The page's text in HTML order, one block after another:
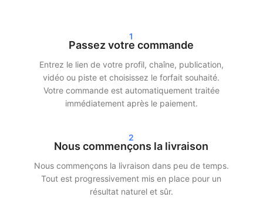
De plus, nous travaillons avec une livraison progressive. Cela
signifie que vos abonnés, likes ou vues n’arrivent pas en une
seule fois, mais sont répartis dans le temps. Cela permet une
croissance réaliste et minimise les risques.
Livraison rapide et résultats réels
dans les 24 heures. Selon le forfait choisi, vous verrez des
résultats clairs dans vos statistiques sous 24 à 72 heures. Que
vous choisissiez d’acheter des abonnés Instagram, des vues
TikTok ou des streams Spotify — nous assurons une livraison
1
Passez votre commande
Entrez le lien de votre profil, chaîne, publication,
vidéo ou piste et choisissez le forfait souhaité.
Votre commande est automatiquement traitée
immédiatement après le paiement.
2
Nous commençons la livraison
Nous commençons la livraison dans peu de temps.
Tout est progressivement mis en place pour un
résultat naturel et sûr.